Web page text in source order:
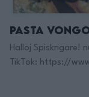
Pasta
Halloj Spiskrigare!
TikTok: https://